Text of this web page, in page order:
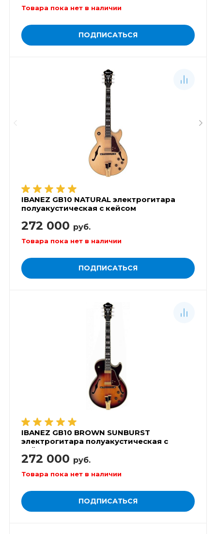
Товара пока нет в наличии
ПОДПИСАТЬСЯ
IBANEZ GB10 NATURAL электрогитара
полуакустическая с кейсом
272 000 руб.
Товара пока нет в наличии
ПОДПИСАТЬСЯ
IBANEZ GB10 BROWN SUNBURST
электрогитара полуакустическая с
кейсом
272 000 руб.
Товара пока нет в наличии
ПОДПИСАТЬСЯ